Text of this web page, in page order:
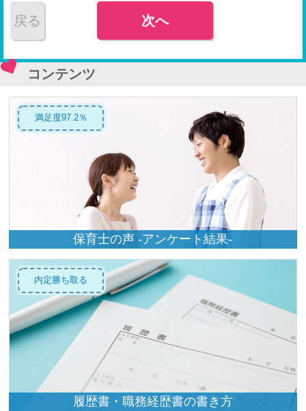
戻る 次へ
コンテンツ
満足度97.2％
保育士の声 -アンケート結果-
内定勝ち取る
履歴書・職務経歴書の書き方